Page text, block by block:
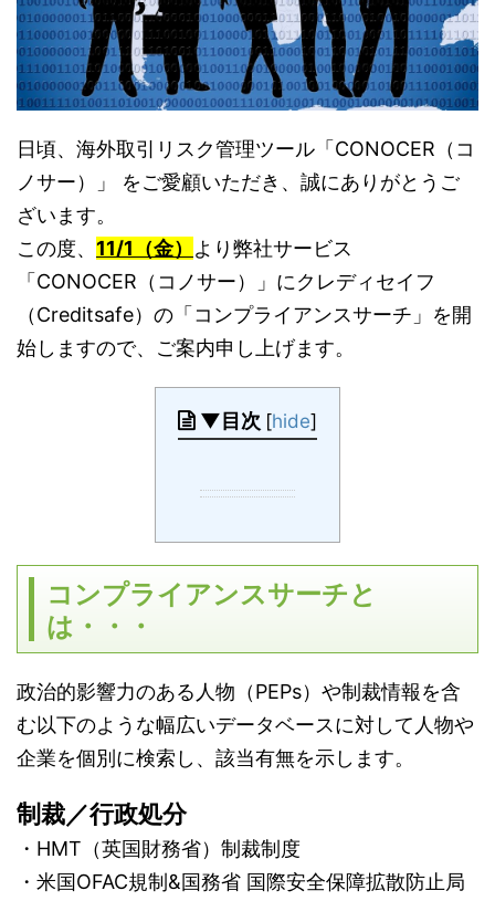
日頃、海外取引リスク管理ツール「CONOCER（コ
ノサー）」 をご愛顧いただき、誠にありがとうご
ざいます。
この度、 11/1（金） より弊社サービス
「CONOCER（コノサー）」にクレディセイフ
（Creditsafe）の「コンプライアンスサーチ」を開
始しますので、ご案内申し上げます。
▼目次 [hide]
コンプライアンスサーチと
は・・・
政治的影響力のある人物（PEPs）や制裁情報を含
む以下のような幅広いデータベースに対して人物や
企業を個別に検索し、該当有無を示します。
制裁／行政処分
・HMT（英国財務省）制裁制度
・米国OFAC規制&国務省 国際安全保障拡散防止局